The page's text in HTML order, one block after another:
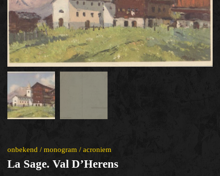
onbekend / monogram / acroniem
La Sage. Val D’Herens